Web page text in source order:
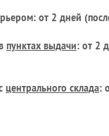
от 2 дней
пунктах выдачи: от 2
центрального склада: